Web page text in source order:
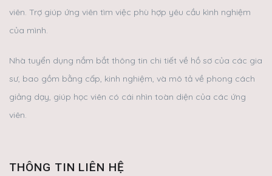
viên. Trợ giúp ứng viên tìm việc phù hợp yêu cầu kình nghiệm
của mình.
Nhà tuyển dụng nắm bắt thông tin chi tiết về hồ sơ của các gia
sư, bao gồm bằng cấp, kinh nghiệm, và mô tả về phong cách
giảng dạy, giúp học viên có cái nhìn toàn diện của các ứng
viên.
THÔNG TIN LIÊN HỆ